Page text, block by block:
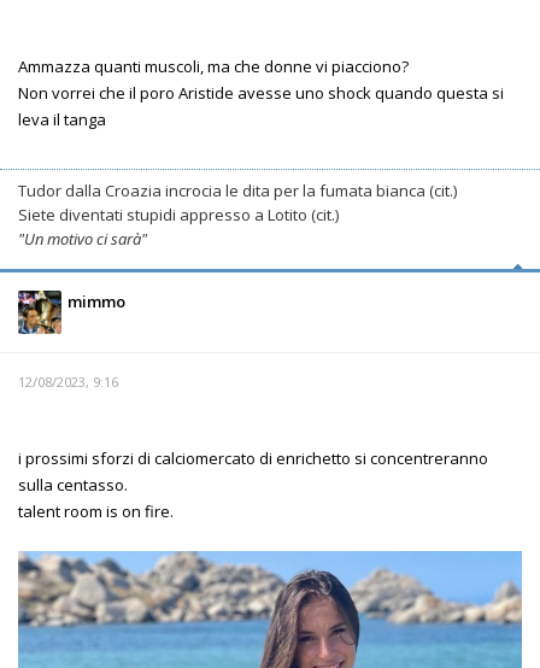
Ammazza quanti muscoli, ma che donne vi piacciono?
Non vorrei che il poro Aristide avesse uno shock quando questa si
leva il tanga
Tudor dalla Croazia incrocia le dita per la fumata bianca (cit.)
Siete diventati stupidi appresso a Lotito (cit.)
"Un motivo ci sarà"
mimmo
12/08/2023, 9:16
i prossimi sforzi di calciomercato di enrichetto si concentreranno
sulla centasso.
talent room is on fire.